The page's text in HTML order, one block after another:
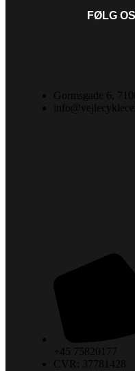
FØLG
Gormsgade 6,
+45 75820177
CVR: 37781428